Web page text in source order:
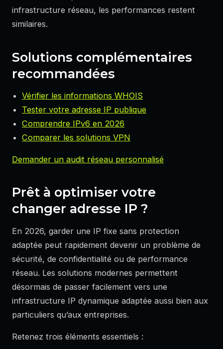
infrastructure réseau, les performances restent
similaires.
Solutions complémentaires
recommandées
Vérifier les informations WHOIS
Tester votre adresse IP publique
Comprendre IPv6 en 2026
Comparer les solutions VPN
Demander un audit réseau personnalisé
Prêt à optimiser votre
changer adresse IP ?
En 2026, garder une IP fixe sans protection
adaptée peut rapidement devenir un problème de
sécurité, de confidentialité ou de performance
réseau. Les solutions modernes permettent
désormais de passer facilement vers une
infrastructure IP dynamique adaptée aussi bien aux
particuliers qu’aux entreprises.
Retenez trois éléments essentiels :